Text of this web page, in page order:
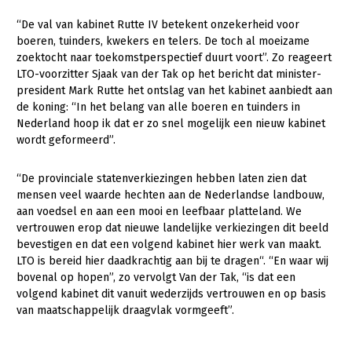
Transitiepaden
Thema’s
Gezonde planten
Gezonde dieren
Natuur, klimaat en energie
Bodem en water
Platteland en omgeving
Mens, ondernemerschap en onderwijs
Internationaal
Sectoren
“De val van kabinet Rutte IV betekent onzekerheid voor
boeren, tuinders, kwekers en telers. De toch al moeizame
zoektocht naar toekomstperspectief duurt voort”. Zo reageert
LTO-voorzitter Sjaak van der Tak op het bericht dat minister-
president Mark Rutte het ontslag van het kabinet aanbiedt aan
de koning: “In het belang van alle boeren en tuinders in
Nederland hoop ik dat er zo snel mogelijk een nieuw kabinet
wordt geformeerd”.
“De provinciale statenverkiezingen hebben laten zien dat
mensen veel waarde hechten aan de Nederlandse landbouw,
aan voedsel en aan een mooi en leefbaar platteland. We
vertrouwen erop dat nieuwe landelijke verkiezingen dit beeld
bevestigen en dat een volgend kabinet hier werk van maakt.
LTO is bereid hier daadkrachtig aan bij te dragen“. “En waar wij
bovenal op hopen”, zo vervolgt Van der Tak, “is dat een
volgend kabinet dit vanuit wederzijds vertrouwen en op basis
van maatschappelijk draagvlak vormgeeft”.